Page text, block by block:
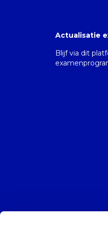
Actualisatie
Blijf via dit